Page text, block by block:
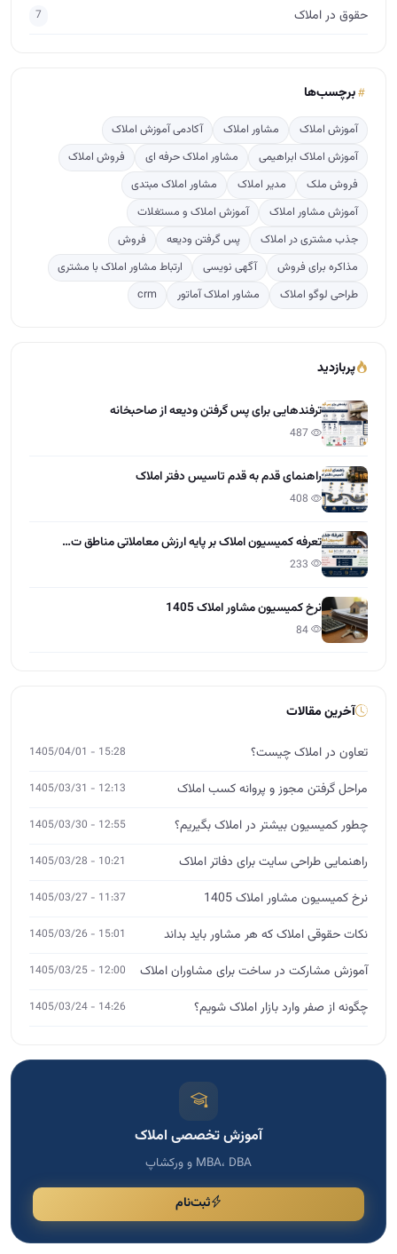
حقوق در املاک 7
برچسب‌ها
آموزش املاک مشاور املاک
آکادمی آموزش املاک
آموزش املاک ابراهیمی
مشاور املاک حرفه ای
فروش املاک
فروش ملک
مدیر املاک
مشاور املاک مبتدی
آموزش مشاور املاک
آموزش املاک و مستغلات
جذب مشتری در املاک
پس گرفتن ودیعه
فروش
مذاکره برای فروش
آگهی نویسی
ارتباط مشاور املاک با مشتری
طراحی لوگو املاک
مشاور املاک آماتور crm
پربازدید
ترفندهایی برای پس گرفتن ودیعه از صاحبخانه
راهنمای قدم به قدم تاسیس دفتر املاک
تعرفه کمیسیون املاک بر پایه ارزش معاملاتی مناطق ت…
نرخ کمیسیون مشاور املاک 1405
آخرین مقالات
تعاون در املاک چیست؟ 15:28 - 1405/04/01
مراحل گرفتن مجوز و پروانه کسب املاک 12:13 - 1405/03/31
چطور کمیسیون بیشتر در املاک بگیریم؟ 12:55 - 1405/03/30
راهنمایی طراحی سایت برای دفاتر املاک 10:21 - 1405/03/28
نرخ کمیسیون مشاور املاک 1405 11:37 - 1405/03/27
نکات حقوقی املاک که هر مشاور باید بداند 15:01 - 1405/03/26
آموزش مشارکت در ساخت برای مشاوران املاک 12:00 - 1405/03/25
چگونه از صفر وارد بازار املاک شویم؟ 14:26 - 1405/03/24
آموزش تخصصی املاک
MBA، DBA و ورکشاپ
ثبت‌نام